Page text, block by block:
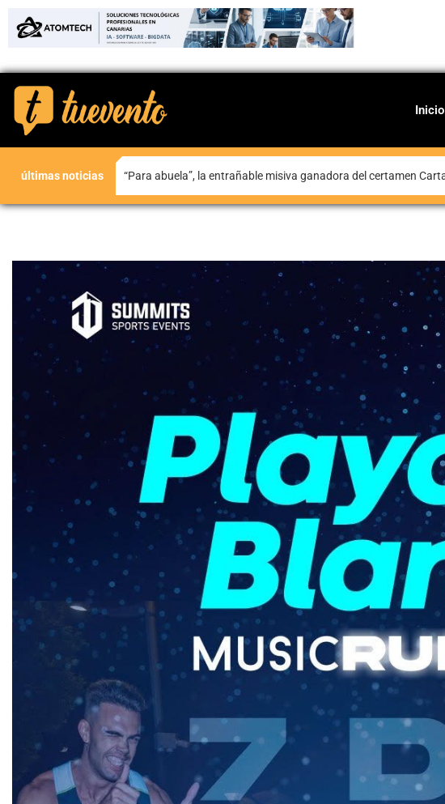
Inicio
últimas noticias Teguise honra a Nuestra Señora de Las Nieves en la tradicional misa en la ermita